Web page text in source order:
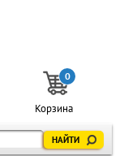
0
Корзина